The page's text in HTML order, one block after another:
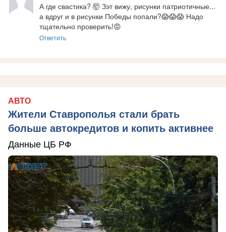
А где свастика? 🤯 Зэт вижу, рисунки патриотичные...
а вдруг и в рисунки Победы попали?😱😱😱 Надо
тщательно проверить!😡
Ответить
АВТО
Жители Ставрополья стали брать
больше автокредитов и копить активнее
Данные ЦБ РФ